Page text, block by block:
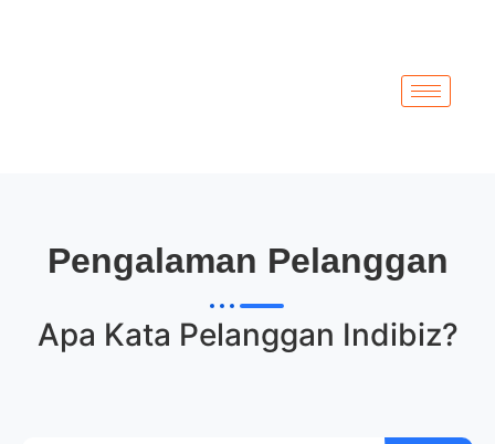
Pengalaman Pelanggan
Apa Kata Pelanggan Indibiz?